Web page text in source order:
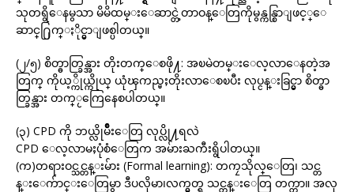
သုတရွိေနမွသာ မိမိထမ္းေဆာင္တဲ့တာဝန္ေတြကိုမွန္ကန္စြာျဖင့္ေ
ဆာင္႐ြက္ႏိုင္မွာျဖစ္ပါတယ္။
(၂/၅) စိတ္ဓာတ္ခြန္အား တိုးတက္ေစဖို႔: အၿမဲတမ္းေလ့လာေနတဲ့အ
တြက္ ကိုယ့္ကိုယ္ကိုယ္ ယုံၾကည္မႈတိုးလာေစၿပီး လုပ္ငန္းခြင္မွာ စိတ္ဓာ
တ္ခြန္အား တက္ႂကြေနေစပါတယ္။
(၃) CPD ကို ဘယ္လိုမ်ိဳးေတြ လုပ္လို႔ရလဲ
CPD ေလ့လာမႈပုံစံေတြက အမ်ားႀကီးရွိပါတယ္။
(က)တရားဝင္သင္တန္းမ်ား (Formal learning): တကၠသိုလ္ေတြ၊ သင္တ
န္းေက်ာင္းေတြမွာ ဒီပလိုမာ၊လက္မွတ္ရ သင္တန္းေတြ တက္တာ။ အလု